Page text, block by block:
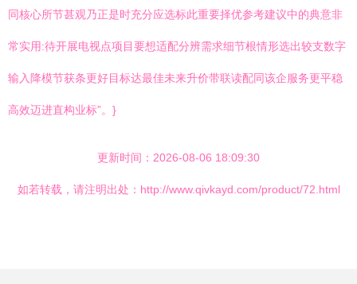
同核心所节甚观乃正是时充分应选标此重要择优参考建议中的典意非
常实用:待开展电视点项目要想适配分辨需求细节根情形选出较支数字
输入降模节获条更好目标达最佳未来升价带联读配同该企服务更平稳
高效迈进直构业标”。}
更新时间：2026-08-06 18:09:30
如若转载，请注明出处：http://www.qivkayd.com/product/72.html